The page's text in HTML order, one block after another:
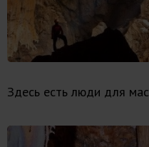
Здесь есть люди для